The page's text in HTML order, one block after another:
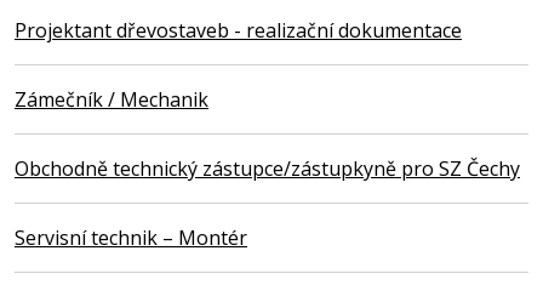
Projektant dřevostaveb - realizační dokumentace
Zámečník / Mechanik
Obchodně technický zástupce/zástupkyně pro SZ Čechy
Servisní technik – Montér